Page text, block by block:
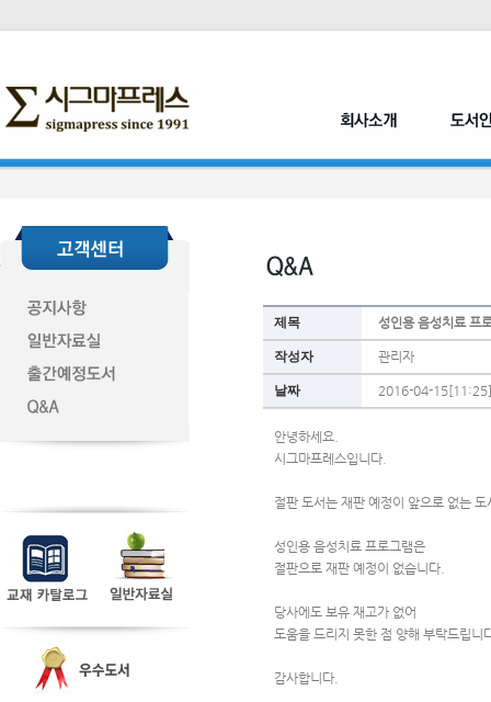
제목 성인용 음성치료 프
작성자 관리자
날짜 2016-04-15[11:25]
안녕하세요.
시그마프레스입니다.
절판 도서는 재판 예정이 앞으로 없는 도
성인용 음성치료 프로그램은
절판으로 재판 예정이 없습니다.
당사에도 보유 재고가 없어
도움을 드리지 못한 점 양해 부탁드립니
감사합니다.